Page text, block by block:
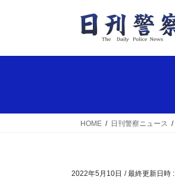
HOME 日刊警察ニュース
2022年5月10日 / 最終更新日時 :